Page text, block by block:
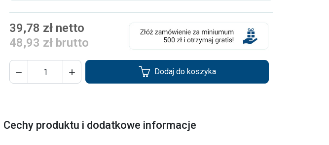
39,78 zł netto
48,93 zł brutto
  Dodaj do koszyka
Cechy produktu i dodatkowe informacje